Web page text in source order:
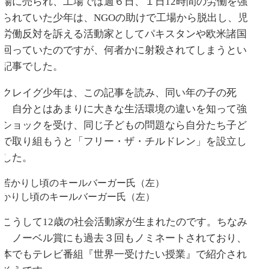
れていた少年は、NGOの助けで工場から脱出し、児
働反対を訴える活動家としてパキスタンや欧米諸国
っていたのですが、何者かに射殺されてしまうとい
事でした。
レイグ少年は、この記事を読み、同い年の子の死
自分とはあまりに大きな生活環境の違いを知って強
ョックを受け、同じ子どもの問題なら自分たち子ど
取り組もうと「フリー・ザ・チルドレン」を設立し
た。
りし頃のキールバーガー氏（左）
うして12歳の社会活動家が生まれたのです。ちなみ
ノーベル賞にも過去３回もノミネートされており、
でもテレビ番組『世界一受けたい授業』で紹介され